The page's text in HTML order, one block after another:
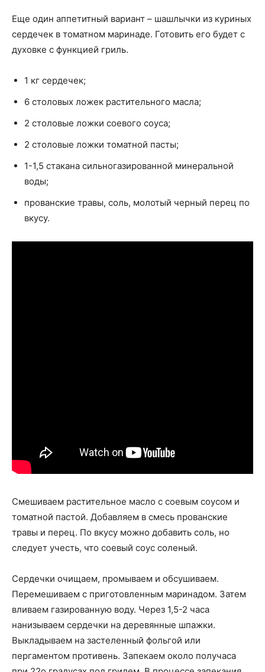
Еще один аппетитный вариант – шашлычки из куриных
сердечек в томатном маринаде. Готовить его будет с
духовке с функцией гриль.
1 кг сердечек;
6 столовых ложек растительного масла;
2 столовые ложки соевого соуса;
2 столовые ложки томатной пасты;
1-1,5 стакана сильногазированной минеральной
воды;
прованские травы, соль, молотый черный перец по
вкусу.
Смешиваем растительное масло с соевым соусом и
томатной пастой. Добавляем в смесь прованские
травы и перец. По вкусу можно добавить соль, но
следует учесть, что соевый соус соленый.
Сердечки очищаем, промываем и обсушиваем.
Перемешиваем с приготовленным маринадом. Затем
вливаем газированную воду. Через 1,5-2 часа
нанизываем сердечки на деревянные шпажки.
Выкладываем на застеленный фольгой или
пергаментом противень. Запекаем около получаса